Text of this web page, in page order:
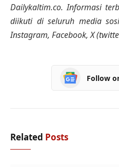
Dailykaltim.co. Informasi
diikuti di seluruh media
Instagram, Facebook, X
Follow
Related Posts